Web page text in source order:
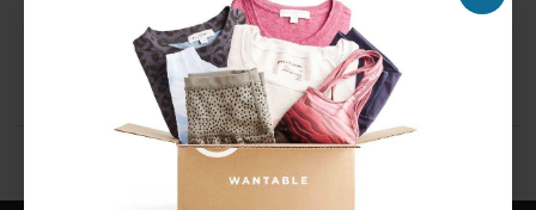
ADAUGĂ ÎN COŞ
Comandă acum
ADAUGĂ ÎN COŞ
Comandă acum
Lista de produse s-a terminat.